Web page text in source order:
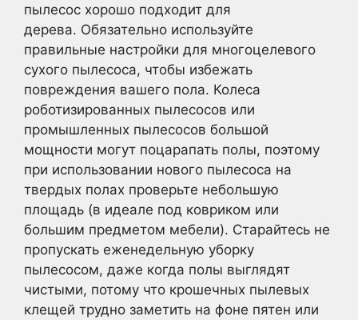
пылесос хорошо подходит для
дерева. Обязательно используйте
правильные настройки для многоцелевого
сухого пылесоса, чтобы избежать
повреждения вашего пола. Колеса
роботизированных пылесосов или
промышленных пылесосов большой
мощности могут поцарапать полы, поэтому
при использовании нового пылесоса на
твердых полах проверьте небольшую
площадь (в идеале под ковриком или
большим предметом мебели). Старайтесь не
пропускать еженедельную уборку
пылесосом, даже когда полы выглядят
чистыми, потому что крошечных пылевых
клещей трудно заметить на фоне пятен или